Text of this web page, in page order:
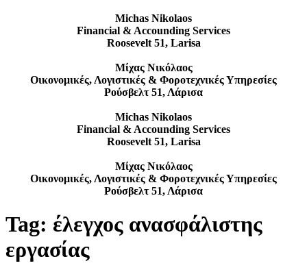
Michas Nikolaos
Financial & Accounding Services
Roosevelt 51, Larisa
Μίχας Νικόλαος
Οικονομικές, Λογιστικές & Φοροτεχνικές Υπηρεσίες
Ρούσβελτ 51, Λάρισα
Michas Nikolaos
Financial & Accounding Services
Roosevelt 51, Larisa
Μίχας Νικόλαος
Οικονομικές, Λογιστικές & Φοροτεχνικές Υπηρεσίες
Ρούσβελτ 51, Λάρισα
Tag: έλεγχος ανασφάλιστης
εργασίας